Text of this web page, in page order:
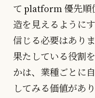
て platform 優先順
造を見えるように
信じる必要はあり
果たしている役割
かは、業種ごとに
してみる価値があり